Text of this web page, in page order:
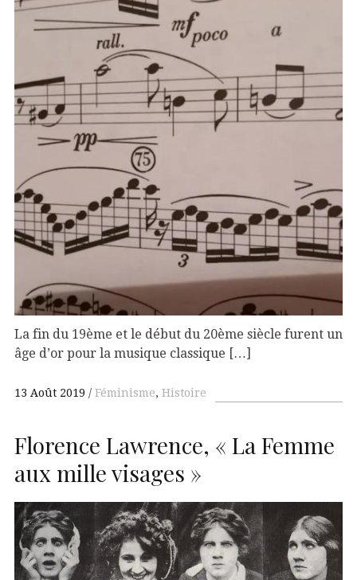
La fin du 19ème et le début du 20ème siècle furent un
âge d’or pour la musique classique […]
13 Août 2019 Féminisme, Histoire
Florence Lawrence, « La Femme
aux mille visages »